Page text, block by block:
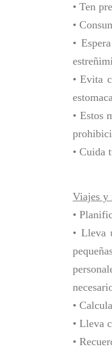
• Ten
•
•
• Evita
• Estos
• Cuida
Viajes y
•
• Lleva
•
• Lleva
•